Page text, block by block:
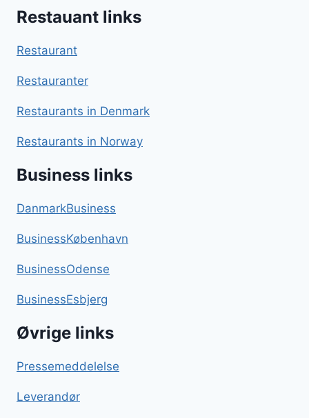
Restauant links
Restaurant
Restauranter
Restaurants in Denmark
Restaurants in Norway
Business links
DanmarkBusiness
BusinessKøbenhavn
BusinessOdense
BusinessEsbjerg
Øvrige links
Pressemeddelelse
Leverandør